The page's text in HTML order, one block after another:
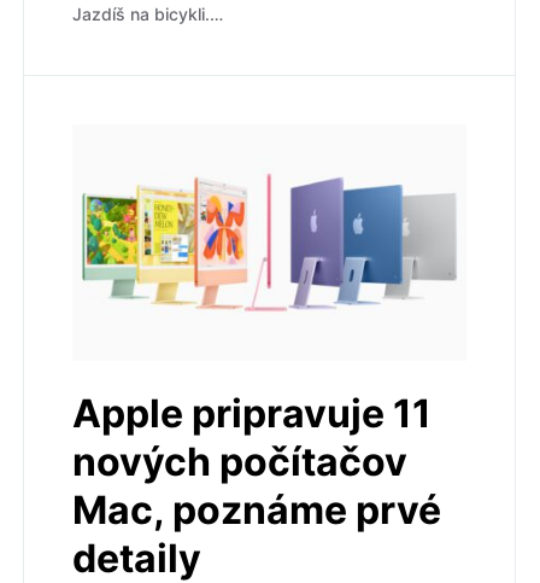
Jazdíš na bicykli.…
Apple pripravuje 11
nových počítačov
Mac, poznáme prvé
detaily